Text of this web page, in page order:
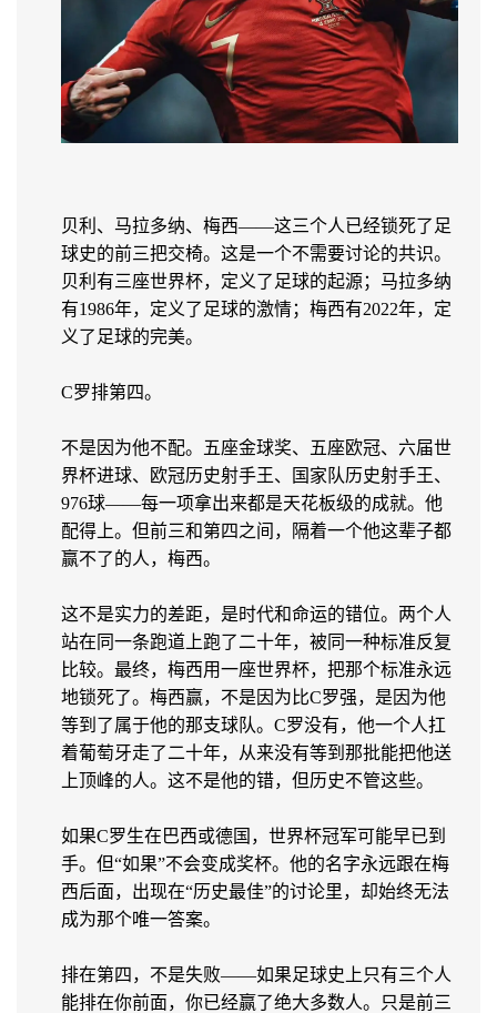
贝利、马拉多纳、梅西——这三个人已经锁死了足
球史的前三把交椅。这是一个不需要讨论的共识。
贝利有三座世界杯，定义了足球的起源；马拉多纳
有1986年，定义了足球的激情；梅西有2022年，定
义了足球的完美。
C罗排第四。
不是因为他不配。五座金球奖、五座欧冠、六届世
界杯进球、欧冠历史射手王、国家队历史射手王、
976球——每一项拿出来都是天花板级的成就。他
配得上。但前三和第四之间，隔着一个他这辈子都
赢不了的人，梅西。
这不是实力的差距，是时代和命运的错位。两个人
站在同一条跑道上跑了二十年，被同一种标准反复
比较。最终，梅西用一座世界杯，把那个标准永远
地锁死了。梅西赢，不是因为比C罗强，是因为他
等到了属于他的那支球队。C罗没有，他一个人扛
着葡萄牙走了二十年，从来没有等到那批能把他送
上顶峰的人。这不是他的错，但历史不管这些。
如果C罗生在巴西或德国，世界杯冠军可能早已到
手。但“如果”不会变成奖杯。他的名字永远跟在梅
西后面，出现在“历史最佳”的讨论里，却始终无法
成为那个唯一答案。
排在第四，不是失败——如果足球史上只有三个人
能排在你前面，你已经赢了绝大多数人。只是前三